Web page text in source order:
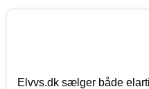
Elvvs.dk sælger både